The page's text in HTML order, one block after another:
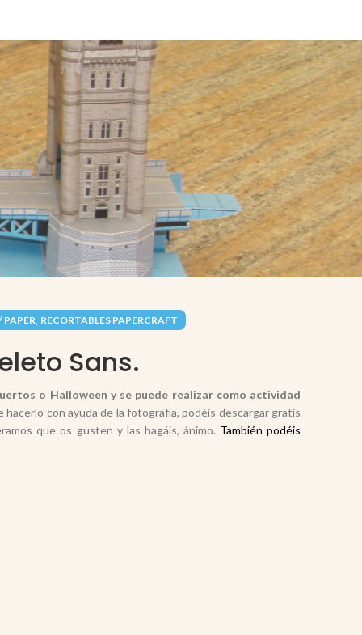
PAPER, RECORTABLES PAPERCRAFT
Sans.
o Halloween y se puede realizar como actividad
con ayuda de la fotografía, podéis descargar gratis
que os gusten y las hagáis, ánimo. También podéis